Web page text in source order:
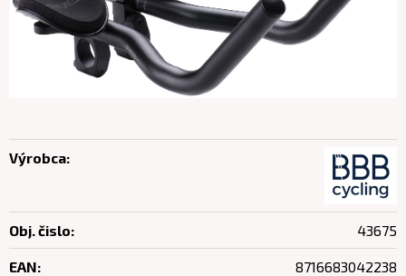
Výrobca:
Obj. čislo: 43675
EAN: 8716683042238